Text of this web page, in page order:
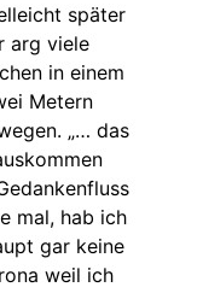
später
arg viele
in einem
Metern
„… das
mal, hab ich
gar keine
weil ich